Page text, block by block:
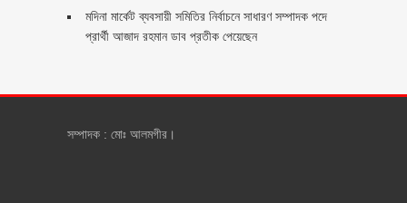
মদিনা মার্কেট ব্যবসায়ী সমিতির নির্বাচনে সাধারণ সম্পাদক পদে
প্রার্থী আজাদ রহমান ডাব প্রতীক পেয়েছেন ‎
সম্পাদক : মোঃ আলমগীর।